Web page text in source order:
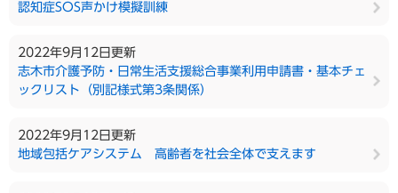
認知症SOS声かけ模擬訓練
2022年9月12日更新
志木市介護予防・日常生活支援総合事業利用申請書・基本チェ
ックリスト（別記様式第3条関係）
2022年9月12日更新
地域包括ケアシステム 高齢者を社会全体で支えます